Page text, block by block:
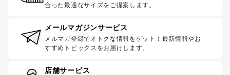
合った最適なサイズをご提案します。
メールマガジンサービス
メルマガ登録でオトクな情報をゲット！最新情報やお
すすめトピックスをお届けします。
店舗サービス